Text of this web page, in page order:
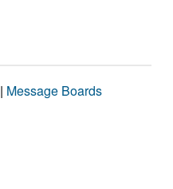
| Message Boards